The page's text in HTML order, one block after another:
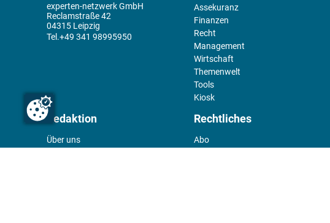
experten-netzwerk GmbH
Reclamstraße 42
04315 Leipzig
+49 341 98995950
Assekuranz
Finanzen
Recht
Management
Wirtschaft
Themenwelt
Tools
Kiosk
Redaktion
Über uns
Rechtliches
Abo